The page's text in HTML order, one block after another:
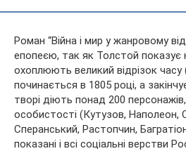
Роман “Війна і мир у жанровому
епопеєю, так як Толстой показує
охоплюють великий відрізок часу
починається в 1805 році, а
творі діють понад 200 персонажів,
особистості (Кутузов, Наполеон,
Сперанський, Растопчин,
показані і всі соціальні верстви